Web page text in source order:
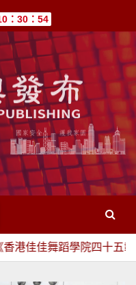
：30：54
學院四十五載頌》(四六駢